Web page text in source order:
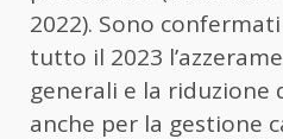
2022). Sono
tutto il 2023
generali e la riduzione
anche per la gestione